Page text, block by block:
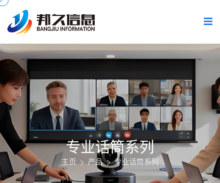
专业话筒系列
主页 产品 专业话筒系列